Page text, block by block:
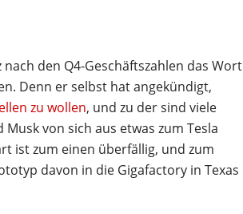
den Q4-Geschäftszahlen das Wort
Denn er selbst hat angekündigt,
zu wollen, und zu der sind viele
von sich aus etwas zum Tesla
ist zum einen überfällig, und zum
davon in die Gigafactory in Texas